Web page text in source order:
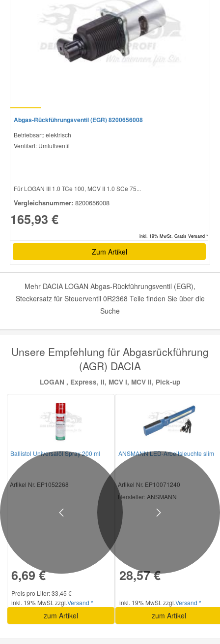
Abgas-Rückführungsventil (EGR) 8200656008
Betriebsart: elektrisch
Ventilart: Umluftventil
Für LOGAN III 1.0 TCe 100, MCV II 1.0 SCe 75...
Vergleichsnummer: 8200656008
165,93 €
inkl. 19% MwSt. Gratis Versand *
Zum Artikel
Mehr DACIA LOGAN Abgas-Rückführungsventil (EGR),
Steckersatz für Steuerventil 0R2368 Teile finden Sie über die
Suche
Unsere Empfehlung für Abgasrückführung
(AGR) DACIA
LOGAN , Express, II, MCV I, MCV II, Pick-up
Ballistol Universalöl Spray 200 ml
Artikel Nr. EP1052268
6,69 €
Preis pro Liter: 33,45 €
inkl. 19% MwSt. zzgl.Versand *
zum Artikel
ANSMANN LED-Arbeitsleuchte slim
Artikel Nr. EP10071240
Hersteller: ANSMANN
28,57 €
inkl. 19% MwSt. zzgl.Versand *
zum Artikel
Previous Next